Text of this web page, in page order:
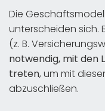
Die
unterscheiden sich.
(z. B.
notwendig, mit den
treten, um mit
abzuschließen.